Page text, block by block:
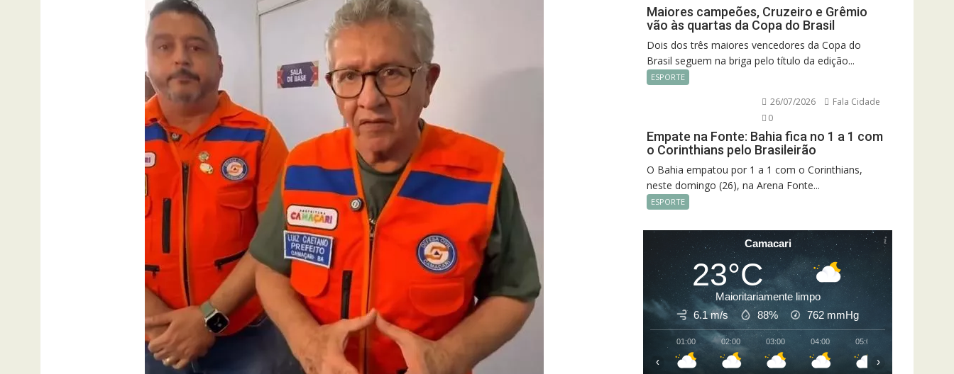
Maiores campeões, Cruzeiro e Grêmio
vão às quartas da Copa do Brasil
Dois dos três maiores vencedores da Copa do
Brasil seguem na briga pelo título da edição...
ESPORTE
26/07/2026
Fala Cidade
0
Empate na Fonte: Bahia fica no 1 a 1 com
o Corinthians pelo Brasileirão
O Bahia empatou por 1 a 1 com o Corinthians,
neste domingo (26), na Arena Fonte...
ESPORTE
Camacari
23°C
Maioritariamente limpo
6.1 m/s
88% 762 mmHg
01:00 02:00 03:00 04:00 05:00
‹ ›